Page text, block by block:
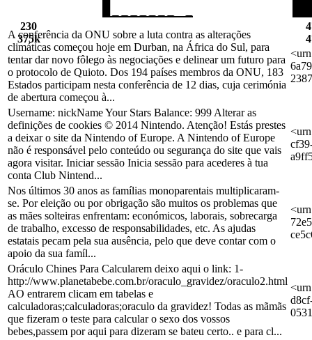
230
375k
A conferência da ONU sobre a luta contra as alterações
climáticas começou hoje em Durban, na África do Sul, para
tentar dar novo fôlego às negociações e delinear um futuro para
o protocolo de Quioto. Dos 194 países membros da ONU, 183
Estados participam nesta conferência de 12 dias, cuja cerimónia
de abertura começou à...
Username: nickName Your Stars Balance: 999 Alterar as
definições de cookies © 2014 Nintendo. Atenção! Estás prestes
a deixar o site da Nintendo of Europe. A Nintendo of Europe
não é responsável pelo conteúdo ou segurança do site que vais
agora visitar. Iniciar sessão Inicia sessão para acederes à tua
conta Club Nintend...
Nos últimos 30 anos as famílias monoparentais multiplicaram-
se. Por eleição ou por obrigação são muitos os problemas que
as mães solteiras enfrentam: económicos, laborais, sobrecarga
de trabalho, excesso de responsabilidades, etc. As ajudas
estatais pecam pela sua ausência, pelo que deve contar com o
apoio da sua famíl...
Oráculo Chines Para Calcularem deixo aqui o link: 1-
http://www.planetabebe.com.br/oraculo_gravidez/oraculo2.html
AO entrarem clicam em tabelas e
calculadoras;calculadoras;oraculo da gravidez! Todas as mãmãs
que fizeram o teste para calcular o sexo dos vossos
bebes,passem por aqui para dizeram se bateu certo.. e para cl...